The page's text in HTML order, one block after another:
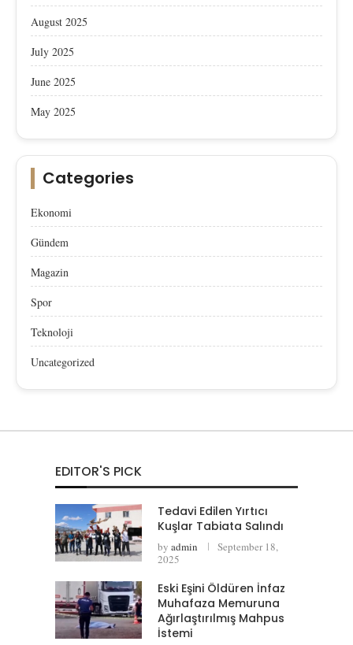
August 2025
July 2025
June 2025
May 2025
Categories
Ekonomi
Gündem
Magazin
Spor
Teknoloji
Uncategorized
EDITOR'S PICK
Tedavi Edilen Yırtıcı
Kuşlar Tabiata Salındı
by admin
September 18,
2025
Eski Eşini Öldüren İnfaz
Muhafaza Memuruna
Ağırlaştırılmış Mahpus
İstemi